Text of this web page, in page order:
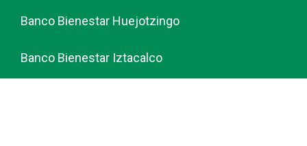
Banco Bienestar Huejotzingo
Banco Bienestar Iztacalco